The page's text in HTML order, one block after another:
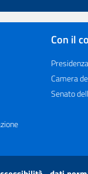
Con il
Camera
Senato